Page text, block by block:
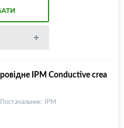
IPM Conductive crea
Постачальник: IPM